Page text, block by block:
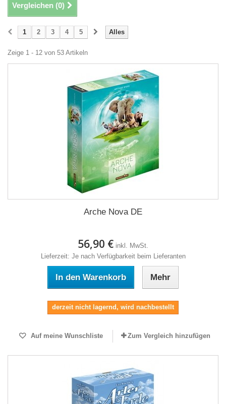
Vergleichen (0)
Alles
1 2 3 4 5
Zeige 1 - 12 von 53 Artikeln
Arche Nova DE
56,90 € inkl. MwSt.
Lieferzeit: Je nach Verfügbarkeit beim Lieferanten
In den Warenkorb Mehr
derzeit nicht lagernd, wird nachbestellt
Auf meine Wunschliste Zum Vergleich hinzufügen